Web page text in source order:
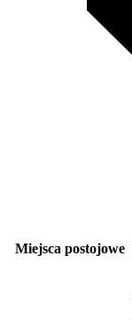
Miejsca postojowe